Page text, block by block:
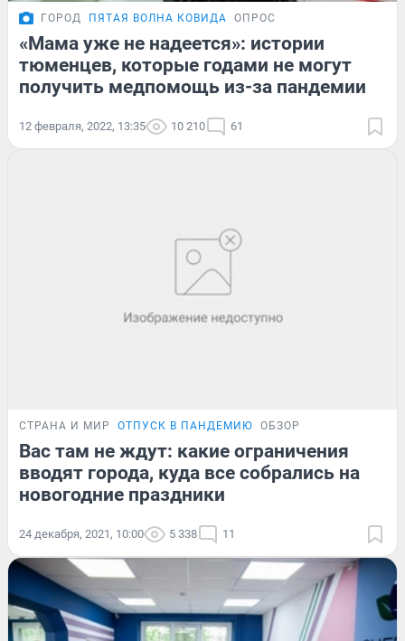
ГОРОД ПЯТАЯ ВОЛНА КОВИДА ОПРОС
«Мама уже не надеется»: истории
тюменцев, которые годами не могут
получить медпомощь из-за пандемии
12 февраля, 2022, 13:35 10 210 61
СТРАНА И МИР ОТПУСК В ПАНДЕМИЮ ОБЗОР
Вас там не ждут: какие ограничения
вводят города, куда все собрались на
новогодние праздники
24 декабря, 2021, 10:00 5 338 11